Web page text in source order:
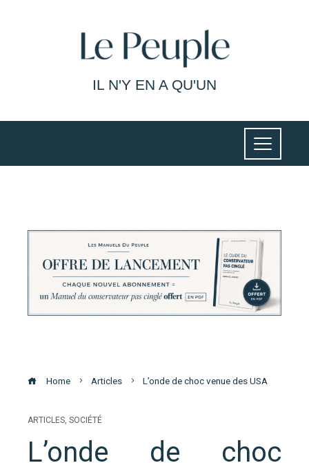
IL N'Y EN A QU'UN
Home Articles L’onde de choc venue des USA
ARTICLES, SOCIÉTÉ
L’onde de choc